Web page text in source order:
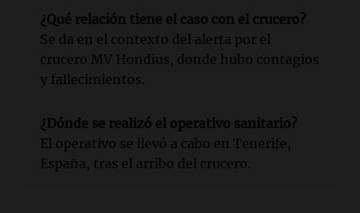
¿Qué relación tiene el caso con el crucero?
Se da en el contexto del alerta por el
crucero MV Hondius, donde hubo contagios
y fallecimientos.
¿Dónde se realizó el operativo sanitario?
El operativo se llevó a cabo en Tenerife,
España, tras el arribo del crucero.